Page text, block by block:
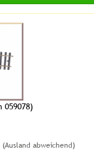
059078)
(Ausland abweichend)